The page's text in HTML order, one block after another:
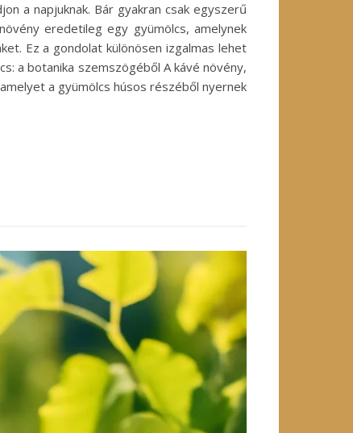
a napjuknak. Bár gyakran csak egyszerű
eredetileg egy gyümölcs, amelynek
Ez a gondolat különösen izgalmas lehet
a botanika szemszögéből A kávé növény,
a gyümölcs húsos részéből nyernek